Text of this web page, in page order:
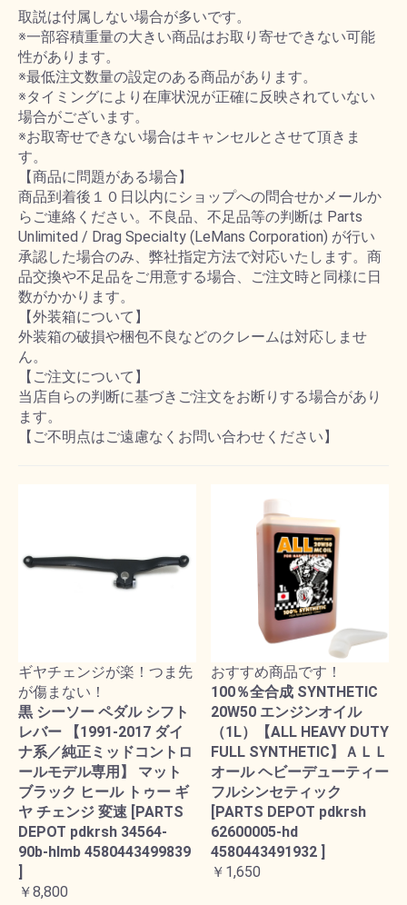
取説は付属しない場合が多いです。
※一部容積重量の大きい商品はお取り寄せできない可能
性があります。
※最低注文数量の設定のある商品があります。
※タイミングにより在庫状況が正確に反映されていない
場合がございます。
※お取寄せできない場合はキャンセルとさせて頂きま
す。
【商品に問題がある場合】
商品到着後１０日以内にショップへの問合せかメールか
らご連絡ください。不良品、不足品等の判断は Parts
Unlimited / Drag Specialty (LeMans Corporation) が行い
承認した場合のみ、弊社指定方法で対応いたします。商
品交換や不足品をご用意する場合、ご注文時と同様に日
数がかかります。
【外装箱について】
外装箱の破損や梱包不良などのクレームは対応しませ
ん。
【ご注文について】
当店自らの判断に基づきご注文をお断りする場合があり
ます。
【ご不明点はご遠慮なくお問い合わせください】
ギヤチェンジが楽！つま先
が傷まない！
黒 シーソー ペダル シフト
レバー 【1991-2017 ダイ
ナ系／純正ミッドコントロ
ールモデル専用】 マット
ブラック ヒール トゥー ギ
ヤ チェンジ 変速 [PARTS
DEPOT pdkrsh 34564-
90b-hlmb 4580443499839
]
￥8,800
おすすめ商品です！
100％全合成 SYNTHETIC
20W50 エンジンオイル
（1L）【ALL HEAVY DUTY
FULL SYNTHETIC】ＡＬＬ
オール ヘビーデューティー
フルシンセティック
[PARTS DEPOT pdkrsh
62600005-hd
4580443491932 ]
￥1,650